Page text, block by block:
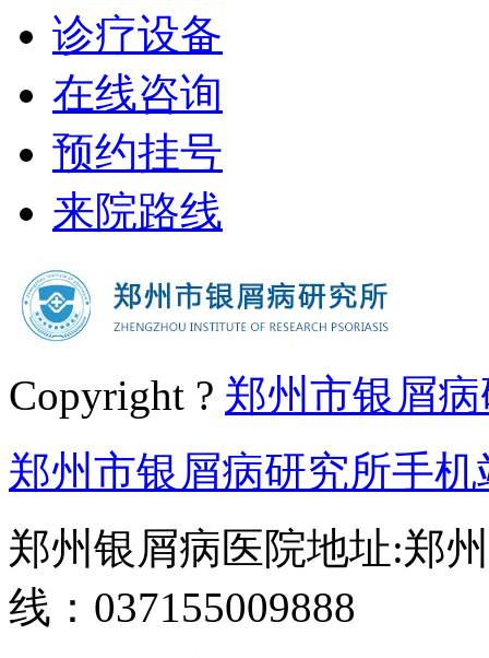
诊疗设备
在线咨询
预约挂号
来院路线
Copyright ? 郑州市银屑
郑州市银屑病研究所手机
郑州银屑病医院地址:郑
线：037155009888